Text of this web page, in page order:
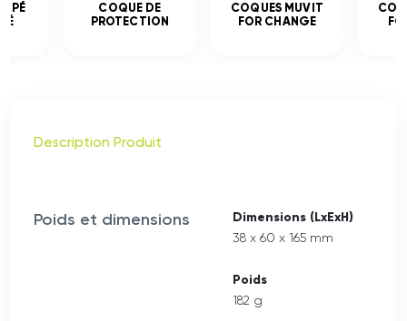
COQUE DE
PROTECTION
COQUES MUVIT
FOR CHANGE
Description Produit
Poids et dimensions Dimensions (LxExH)
38 x 60 x 165 mm
Poids
182 g